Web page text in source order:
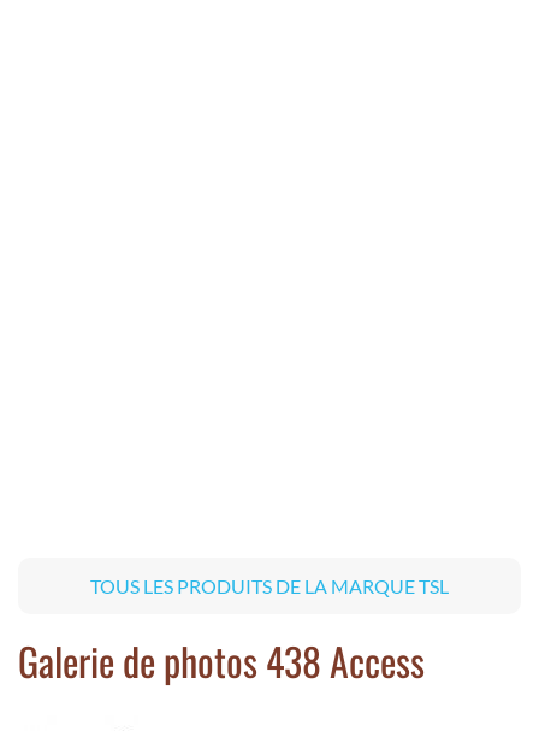
TOUS LES PRODUITS DE LA MARQUE TSL
Galerie de photos 438 Access